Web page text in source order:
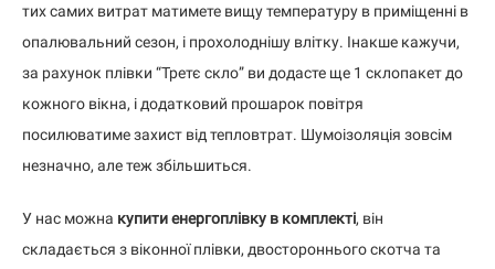
тих самих витрат матимете вищу температуру в приміщенні в
опалювальний сезон, і прохолоднішу влітку. Інакше кажучи,
за рахунок плівки “Третє скло” ви додасте ще 1 склопакет до
кожного вікна, і додатковий прошарок повітря
посилюватиме захист від тепловтрат. Шумоізоляція зовсім
незначно, але теж збільшиться.
У нас можна купити енергоплівку в комплекті, він
складається з віконної плівки, двостороннього скотча та